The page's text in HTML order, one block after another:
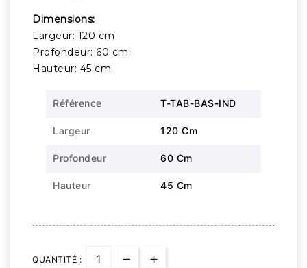
Dimensions:
Largeur: 120 cm
Profondeur: 60 cm
Hauteur: 45 cm
Référence T-TAB-BAS-IND
Largeur 120 Cm
Profondeur 60 Cm
Hauteur 45 Cm
QUANTITÉ :